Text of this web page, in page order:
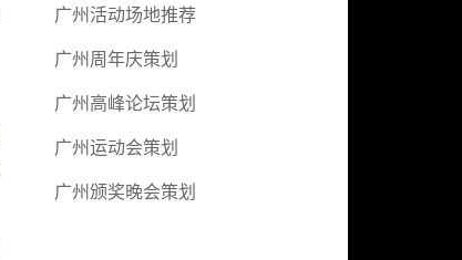
广州活动场地推荐
广州周年庆策划
广州高峰论坛策划
广州运动会策划
广州颁奖晚会策划